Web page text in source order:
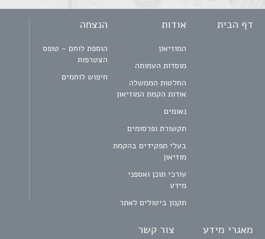
דף הבית אודות
המוזיאון
מוסדות העמותה
החלטות הממשלה
אודות הקמת המוזיאון
נאומים
תקשורת ופרסומים
בעלי תפקידים בהקמת
מוזיאון
עורכי תוכן ואספני
מידע
תקנון ביטולים לאתר
הנצחה
הוספת לוחם - טופס
הצטרפות
חיפוש לוחמים
מאגרי מידע צור קשר